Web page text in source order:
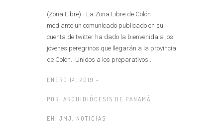
(Zona Libre).- La Zona Libre de Colón
mediante un comunicado publicado en su
cuenta de twitter ha dado la bienvenida a los
jóvenes peregrinos que llegarán a la provincia
de Colón. Unidos a los preparativos...
ENERO 14, 2019 -
POR: ARQUIDIÓCESIS DE PANAMÁ
EN: JMJ , NOTICIAS